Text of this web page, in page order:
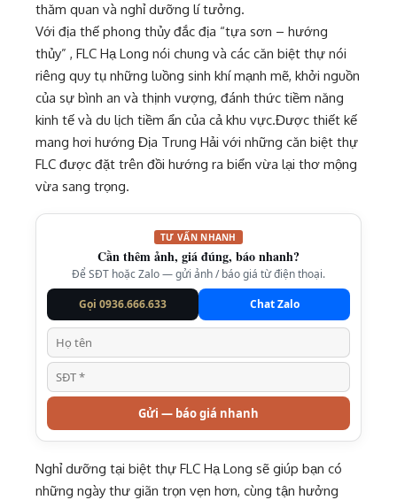
thăm quan và nghỉ dưỡng lí tưởng.
Với địa thế phong thủy đắc địa “tựa sơn – hướng
thủy” , FLC Hạ Long nói chung và các căn biệt thự nói
riêng quy tụ những luồng sinh khí mạnh mẽ, khởi nguồn
của sự bình an và thịnh vượng, đánh thức tiềm năng
kinh tế và du lịch tiềm ẩn của cả khu vực.Được thiết kế
mang hơi hướng Địa Trung Hải với những căn biệt thự
FLC được đặt trên đồi hướng ra biển vừa lại thơ mộng
vừa sang trọng.
TƯ VẤN NHANH
Cần thêm ảnh, giá đúng, báo nhanh?
Để SĐT hoặc Zalo — gửi ảnh / báo giá từ điện thoại.
Gọi 0936.666.633
Chat Zalo
Gửi — báo giá nhanh
Nghỉ dưỡng tại biệt thự FLC Hạ Long sẽ giúp bạn có
những ngày thư giãn trọn vẹn hơn, cùng tận hưởng